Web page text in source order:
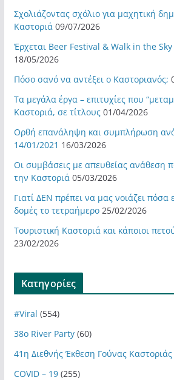
Σχολιάζοντας σχόλιο για μαχητική
Καστοριά 09/07/2026
Έρχεται Beer Festival & Walk in the
18/05/2026
Πόσο σανό να αντέξει ο Καστοριανός;
Τα μεγάλα έργα – επιτυχίες που
Καστοριά, σε τίτλους 01/04/2026
Ορθή επανάληψη και συμπλήρωση
14/01/2021 16/03/2026
Οι συμβάσεις με απευθείας ανάθεση
την Καστοριά 05/03/2026
Γιατί ΔΕΝ πρέπει να μας νοιάζει πόσα
δομές το τετραήμερο 25/02/2026
Τουριστική Καστοριά και κάποιοι
23/02/2026
Kατηγορίες
#Viral (554)
38ο River Party(60)
41η Διεθνής Έκθεση Γούνας Καστοριάς
COVID – 19(255)